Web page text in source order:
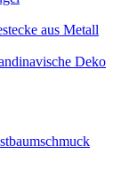
aus Metall
Deko